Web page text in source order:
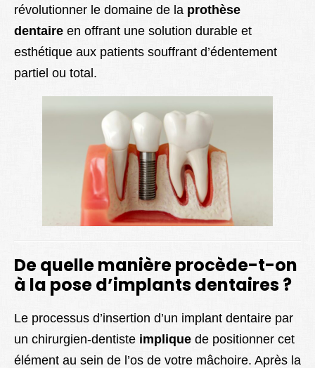
révolutionner le domaine de la prothèse
dentaire en offrant une solution durable et
esthétique aux patients souffrant d’édentement
partiel ou total.
De quelle manière procède-t-on
à la pose d’implants dentaires ?
Le processus d’insertion d’un implant dentaire par
un chirurgien-dentiste implique de positionner cet
élément au sein de l’os de votre mâchoire. Après la